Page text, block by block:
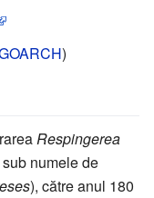
)
Respingerea
numele de
), către anul 180